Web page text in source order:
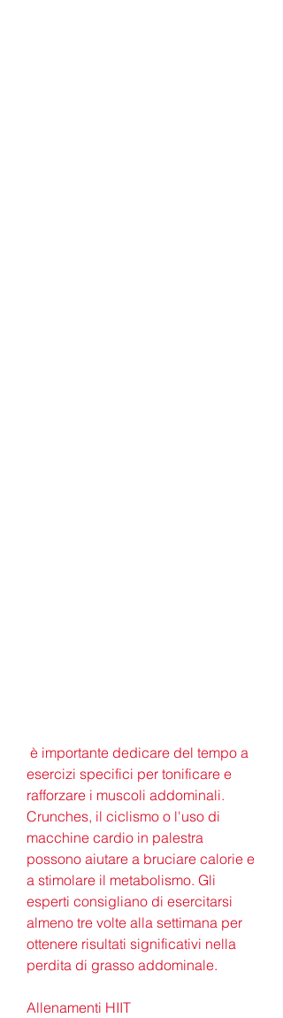
esercizi specifici per tonificare e
rafforzare i muscoli addominali.
Crunches, il ciclismo o l'uso di
macchine cardio in palestra
possono aiutare a bruciare calorie e
a stimolare il metabolismo. Gli
esperti consigliano di esercitarsi
almeno tre volte alla settimana per
ottenere risultati significativi nella
perdita di grasso addominale.
Allenamenti HIIT